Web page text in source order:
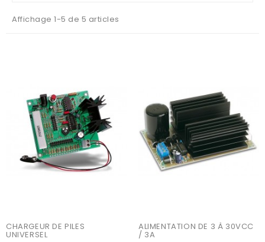
Affichage 1-5 de 5 articles
CHARGEUR DE PILES
UNIVERSEL
ALIMENTATION DE 3 À 30VCC
/ 3A